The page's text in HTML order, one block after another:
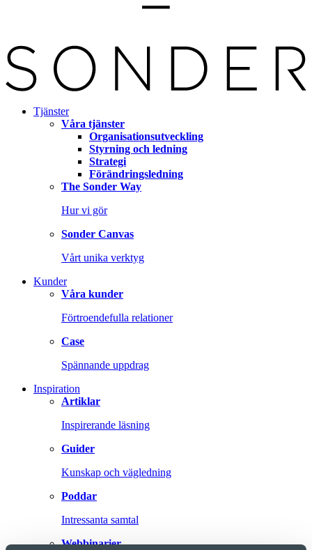
Tjänster
Våra tjänster
Organisationsutveckling
Styrning och ledning
Strategi
Förändringsledning
The Sonder Way
Hur vi gör
Sonder Canvas
Vårt unika verktyg
Kunder
Våra kunder
Förtroendefulla relationer
Case
Spännande uppdrag
Inspiration
Artiklar
Inspirerande läsning
Guider
Kunskap och vägledning
Poddar
Intressanta samtal
Webbinarier